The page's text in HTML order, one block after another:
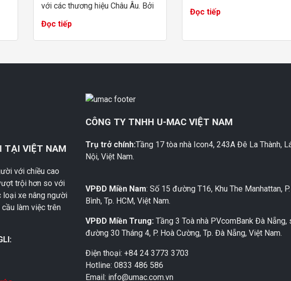
với các thương hiệu Châu Âu. Bởi
công nghiệp đòi hỏi tiến độ gắt
gao, việc lựa...
Đọc tiếp
thi công. Boom Lift điện
Đọc tiếp
TẠI VIỆT NAM
với chiều cao
trội hơn so với
loại xe nâng người
làm việc trên
CÔNG TY TNHH U-MAC VIỆT NAM
Trụ trở chính:Tầng 17 tòa nhà Icon4, 243A Đê La Thành,
Nội, Việt Nam.
VPĐD Miền Nam: Số 15 đường T16, Khu The Manhattan,
Bình, Tp. HCM, Việt Nam.
VPĐD Miền Trung: Tầng 3 Toà nhà PVcomBank Đà Nẵng,
đường 30 Tháng 4, P. Hoà Cường, Tp. Đà Nẵng, Việt Nam.
Điện thoại: +84 24 3773 3703
Hotline: 0833 486 586
Email: info@umac.com.vn